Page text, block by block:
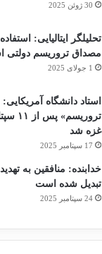
30 ژوئن 2025
تحلیلگر ایتالیایی:
مصداق تروریسم دولتی
1 جولای 2025
استاد دانشگاه
غزه شد
17 سپتامبر 2025
خدابنده: منافقین به
تبدیل شده است
24 سپتامبر 2025